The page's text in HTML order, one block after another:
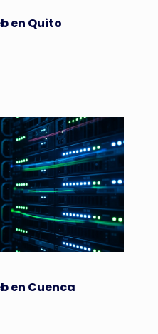
en Quito
en Cuenca